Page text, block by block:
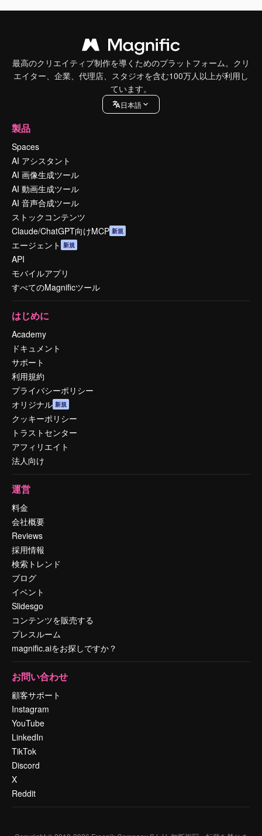
最高のクリエイティブ制作を導くためのプラットフォーム。クリ
エイター、企業、代理店、スタジオを含む100万人以上が利用し
ています。
日本語
製品
Spaces
AI アシスタント
AI 画像生成ツール
AI 動画生成ツール
AI 音声合成ツール
ストックコンテンツ
Claude/ChatGPT向けMCP 新規
エージェント 新規
API
モバイルアプリ
すべてのMagnificツール
はじめに
Academy
ドキュメント
サポート
利用規約
プライバシーポリシー
オリジナル 新規
クッキーポリシー
トラストセンター
アフィリエイト
法人向け
運営
料金
会社概要
Reviews
採用情報
検索トレンド
ブログ
イベント
Slidesgo
コンテンツを販売する
プレスルーム
magnific.aiをお探しですか？
お問い合わせ
顧客サポート
Instagram
YouTube
LinkedIn
TikTok
Discord
X
Reddit